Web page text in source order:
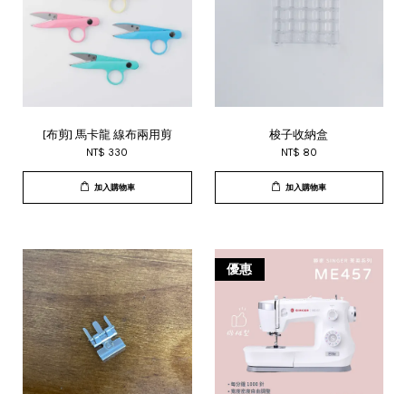
[布剪] 馬卡龍 線布兩用剪
NT$ 330
加入購物車
梭子收納盒
NT$ 80
加入購物車
優惠